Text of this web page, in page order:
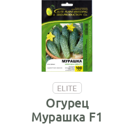
ELITE
Огурец
Мурашка F1